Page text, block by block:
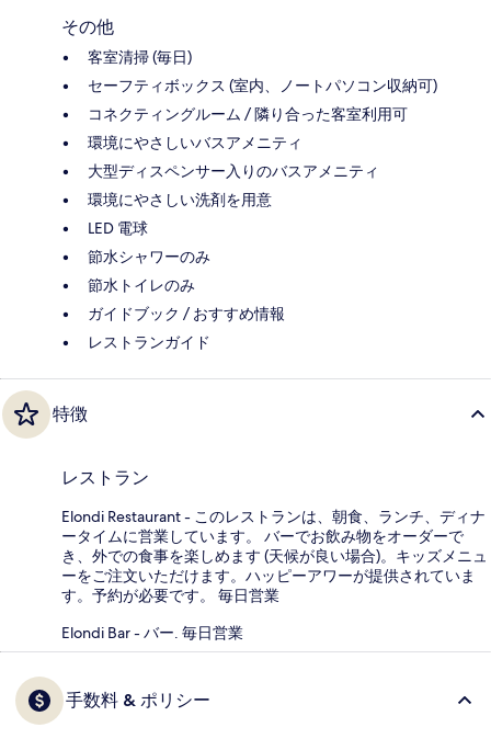
その他
客室清掃 (毎日)
セーフティボックス (室内、ノートパソコン収納可)
コネクティングルーム / 隣り合った客室利用可
環境にやさしいバスアメニティ
大型ディスペンサー入りのバスアメニティ
環境にやさしい洗剤を用意
LED 電球
節水シャワーのみ
節水トイレのみ
ガイドブック / おすすめ情報
レストランガイド
特徴
レストラン
Elondi Restaurant - このレストランは、朝食、ランチ、ディナ
ータイムに営業しています。 バーでお飲み物をオーダーで
き、外での食事を楽しめます (天候が良い場合)。キッズメニュ
ーをご注文いただけます。ハッピーアワーが提供されていま
す。予約が必要です。 毎日営業
Elondi Bar - バー. 毎日営業
手数料 & ポリシー